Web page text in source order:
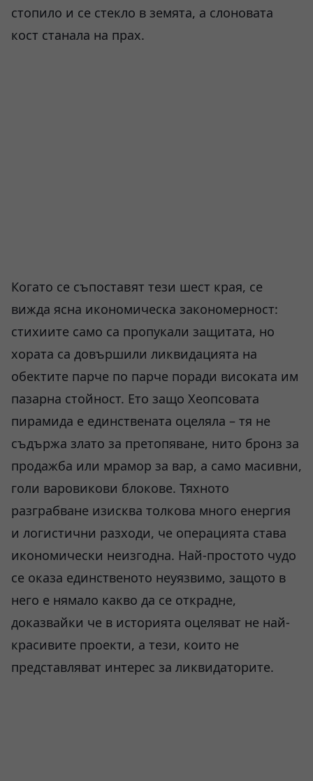
стопило и се стекло в земята, а слоновата
кост станала на прах.
Когато се съпоставят тези шест края, се
вижда ясна икономическа закономерност:
стихиите само са пропукали защитата, но
хората са довършили ликвидацията на
обектите парче по парче поради високата им
пазарна стойност. Ето защо Хеопсовата
пирамида е единствената оцеляла – тя не
съдържа злато за претопяване, нито бронз за
продажба или мрамор за вар, а само масивни,
голи варовикови блокове. Тяхното
разграбване изисква толкова много енергия
и логистични разходи, че операцията става
икономически неизгодна. Най-простото чудо
се оказа единственото неуязвимо, защото в
него е нямало какво да се открадне,
доказвайки че в историята оцеляват не най-
красивите проекти, а тези, които не
представляват интерес за ликвидаторите.